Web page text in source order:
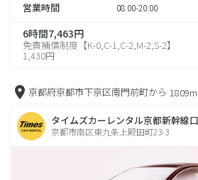
営業時間 08:00-20:00
6時間7,463円
免責補償制度【K-0,C-1,C-2,M-2,S-2】
1,430円
京都府京都市下京区南門前町から 1809m
タイムズカーレンタル京都新幹線口
京都市南区東九条上殿田町23-3